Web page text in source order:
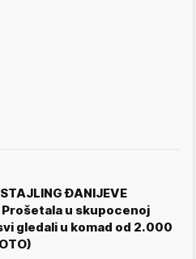
STAJLING ĐANIJEVE
Prošetala u skupocenoj
gledali u komad od 2.000